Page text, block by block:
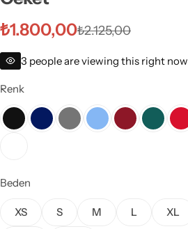
₺2.125,00
₺1.800,00
3 people are viewing this right now
Renk
Beden
XS S M L XL
Teknik Hizmetler
Teknisyen & Teknikerler